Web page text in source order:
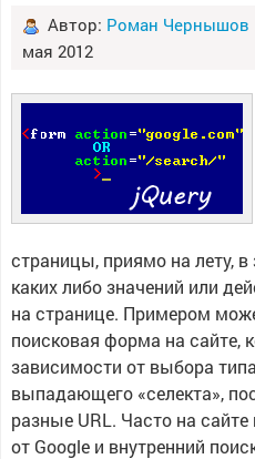
Автор: Роман Чернышов
мая 2012
страницы, приямо на лету,
каких либо значений или
на странице. Примером
поисковая форма на сайте,
зависимости от выбора
выпадающего «селекта»,
разные URL. Часто на сайте
от Google и внутренний